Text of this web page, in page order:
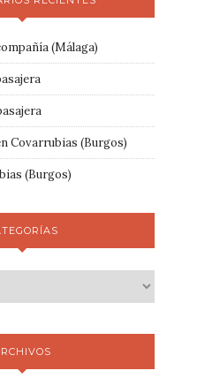
(Málaga)
Covarrubias (Burgos)
(Burgos)